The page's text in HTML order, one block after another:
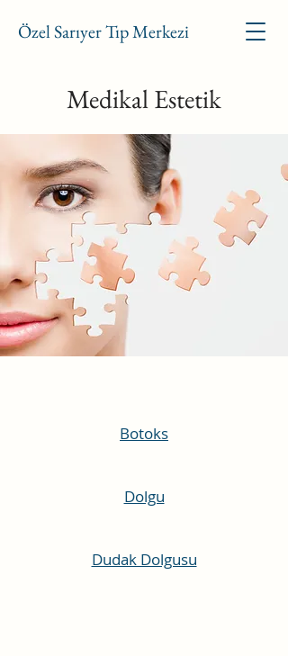
Özel Sarıyer Tıp Merkezi
Medikal Estetik
Botoks
Dolgu
Dudak Dolgusu